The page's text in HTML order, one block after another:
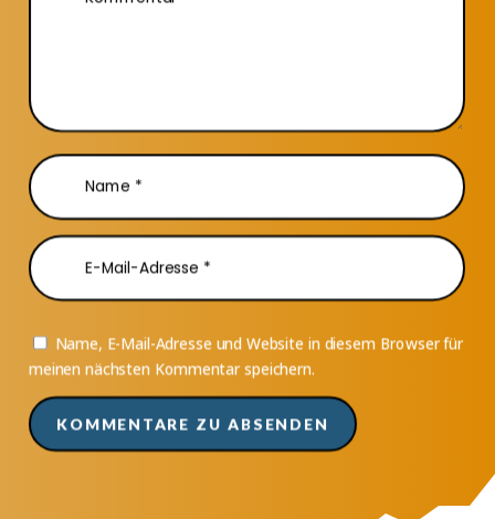
Name, E-Mail-Adresse und Website in diesem Browser für
meinen nächsten Kommentar speichern.
KOMMENTARE ZU ABSENDEN